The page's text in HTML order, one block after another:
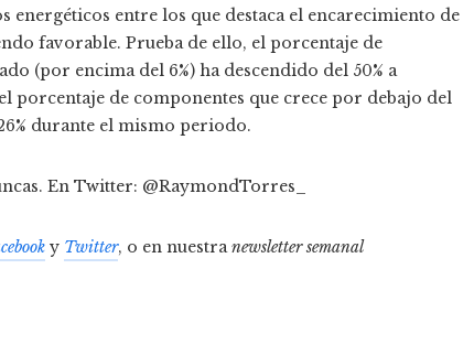
entre los que destaca el encarecimiento de
favorable. Prueba de ello, el porcentaje de
(por encima del 6%) ha descendido del 50% a
porcentaje de componentes que crece por debajo del
durante el mismo periodo.
En Twitter: @RaymondTorres_
y Twitter, o en nuestranewsletter semanal